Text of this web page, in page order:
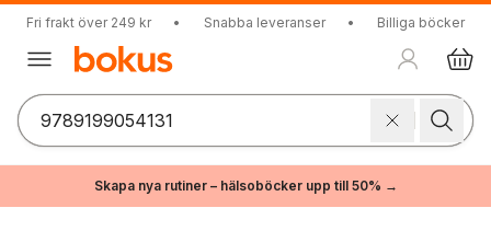
Fri frakt över 249 kr • Snabba leveranser • Billiga böcker
Skapa nya rutiner – hälsoböcker upp till 50% →